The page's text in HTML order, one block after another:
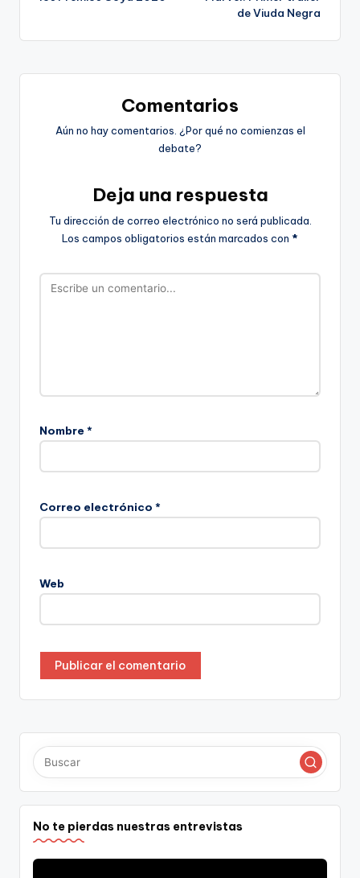
de Viuda Negra
Comentarios
Aún no hay comentarios. ¿Por qué no comienzas el
debate?
Deja una respuesta
Tu dirección de correo electrónico no será publicada.
Los campos obligatorios están marcados con *
Nombre *
Correo electrónico *
Web
No te pierdas nuestras entrevistas